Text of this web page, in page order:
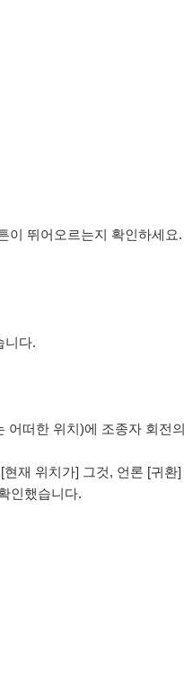
이 뛰어오르는지 확인하세요
니다.
떠한 위치)에 조종자 회전
재 위치가] 그것, 언론 [귀환
인했습니다.